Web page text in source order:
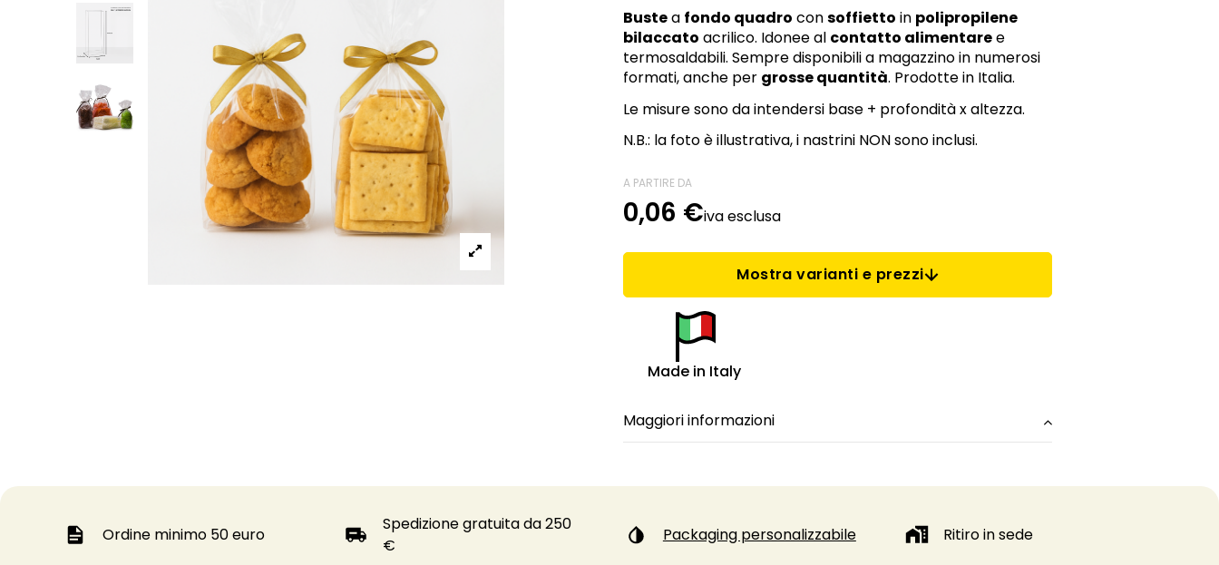
Bustea fondo quadro consoffietto in polipropilene
bilaccato acrilico. Idonee al contatto alimentaree
termosaldabili. Sempre disponibili a magazzino in numerosi
formati, anche per grosse quantità. Prodotte in Italia.
Le misure sono da intendersi base + profondità x altezza.
N.B.: la foto è illustrativa, i nastrini NON sono inclusi.
A PARTIRE DA
0,06 €iva esclusa
Mostra varianti e prezzi
Made in Italy
Maggiori informazioni
Ordine minimo 50 euro
Spedizione gratuita da 250
€
Packaging personalizzabile Ritiro in sede